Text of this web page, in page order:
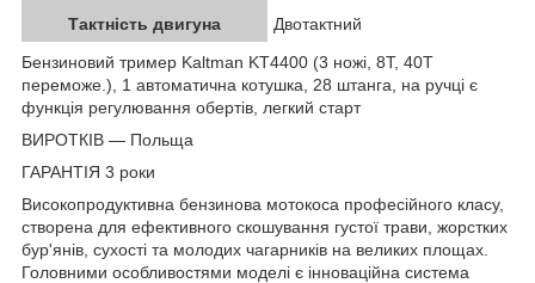
Тактність двигуна
Двотактний
Бензиновий тример Kaltman KT4400 (3 ножі, 8Т, 40Т
переможе.), 1 автоматична котушка, 28 штанга, на ручці є
функція регулювання обертів, легкий старт
ВИРОТКІВ — Польща
ГАРАНТІЯ 3 роки
Високопродуктивна бензинова мотокоса професійного класу,
створена для ефективного скошування густої трави, жорстких
бур'янів, сухості та молодих чагарників на великих площах.
Головними особливостями моделі є інноваційна система